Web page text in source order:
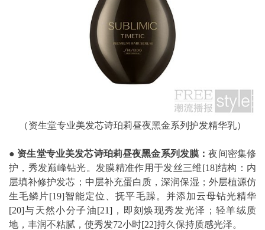
（资生堂专业美发芯诗珀莉昼夜黑金系列护发精华乳）
● 资生堂专业美发芯诗珀莉昼夜黑金系列发膜：夜间密集修
护，秀发巅峰钻光。发膜精准作用于发丝三维[18]结构：内
层填补修护发芯；中层补充蛋白质，深润保湿；外层植源仿
生毛鳞片[19]智能定位、抚平毛躁。并添加云母钻光精华
[20]与天然小分子油[21]，即刻焕现秀发光泽；轻羊绒质
地，丰润不粘腻，使秀发72小时[22]持久保持质感光泽。